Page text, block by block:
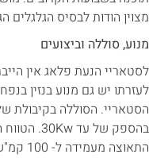
מצוין הודות לבסיס הגלגלים
מנוע, סוללה וביצועים
התאוצה מעמידה ל- 100 קמ"ש אורכת 8 שניות והמהירות המירבית 170 קמ"ש.